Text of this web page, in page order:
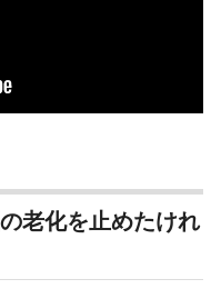
老化を止めたけれ